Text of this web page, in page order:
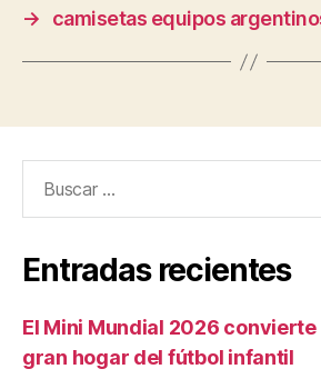
→
camisetas equipos
Entradas recientes
El Mini Mundial 2026 convierte
gran hogar del fútbol infantil